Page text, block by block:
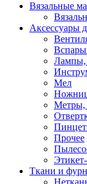
Вязальные
Аксессуары
Лампы,
Мел
Метры,
Прочее
Ткани и